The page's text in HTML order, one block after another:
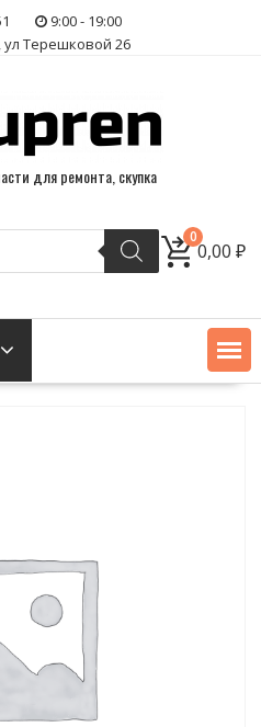
9:00 - 19:00
ул Терешковой 26
для ремонта, скупка
0
0,00₽